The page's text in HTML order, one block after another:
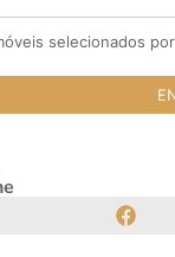
selecionados